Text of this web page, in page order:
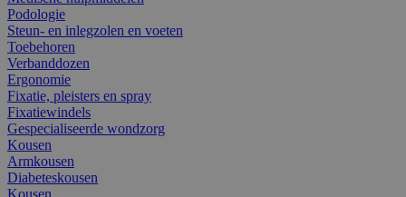
Podologie
Steun- en inlegzolen en voeten
Toebehoren
Verbanddozen
Ergonomie
Fixatie, pleisters en spray
Fixatiewindels
Gespecialiseerde wondzorg
Kousen
Armkousen
Diabeteskousen
Kousen